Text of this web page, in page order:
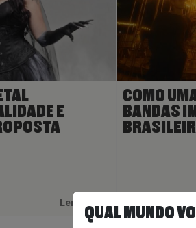
E
Ler Mais
COMO
BANDAS
20 de julho de
QUAL MUNDO